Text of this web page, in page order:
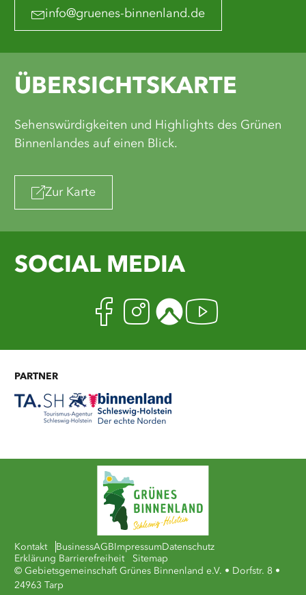
info@gruenes-binnenland.de
ÜBERSICHTSKARTE
Sehenswürdigkeiten und Highlights des Grünen
Binnenlandes auf einen Blick.
Zur Karte
SOCIAL MEDIA
Facebook
Instagram
Komoot
PARTNER
Kontakt BusinessAGB ImpressumDatenschutz
Erklärung Barrierefreiheit
Sitemap
© Gebietsgemeinschaft Grünes Binnenland e.V. • Dorfstr. 8 •
24963 Tarp